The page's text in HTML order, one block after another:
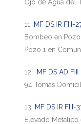
Ojo de Agua del
11. MF DS IR FIII-
Bombeo en
Pozo 1 en
12. MF DS AD FIII
94 Tomas
13. MF DS IR FIII-
Elevado